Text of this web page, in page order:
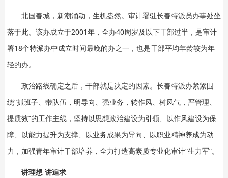
北国春城，新潮涌动，生机盎然。审计署驻长春特派员办事处坐
落于此。该办成立于2001年，全办40周岁及以下干部过半，是审计
署18个特派办中成立时间最晚的办之一，也是干部平均年龄较为年
轻的办。
政治路线确定之后，干部就是决定的因素。长春特派办紧紧围
绕“抓班子、带队伍，明导向、强业务，转作风、树风气，严管理、
提质效”的工作主线，坚持以思想政治建设为引领、以作风建设为保
障、以能力提升为支撑、以业务成果为导向、以职业精神养成为动
力，加强青年审计干部培养，全力打造高素质专业化审计“生力军”。
讲理想 讲追求